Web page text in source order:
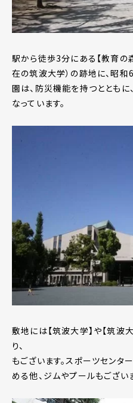
駅から徒歩3分にある【教育の
在の筑波大学）の跡地に、昭
園は、防災機能を持つとともに
なっています。
敷地には【筑波大学】や【筑波
り、
もございます。スポーツセン
める他、ジムやプールもござい